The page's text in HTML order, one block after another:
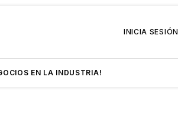
INICIA SESIÓN
EN LA INDUSTRIA!